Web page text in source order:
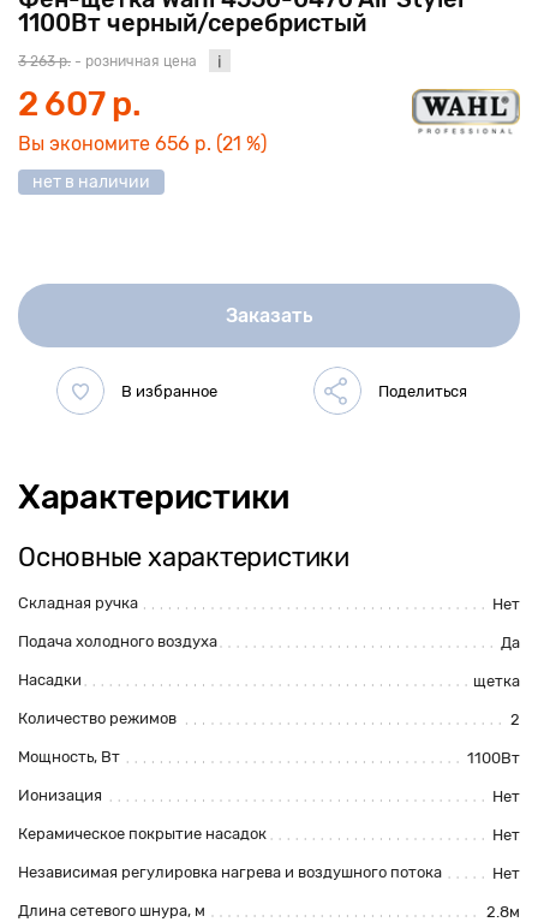
1100Вт черный/серебристый
3 263 р. - розничная цена
2 607 р.
Вы экономите 656 р. (21 %)
нет в наличии
Заказать
Характеристики
Основные характеристики
Складная ручка Нет
Подача холодного воздуха Да
Насадки щетка
Количество режимов 2
Мощность, Вт 1100Вт
Ионизация Нет
Керамическое покрытие насадок Нет
Независимая регулировка нагрева и воздушного потока Нет
Длина сетевого шнура, м 2.8м